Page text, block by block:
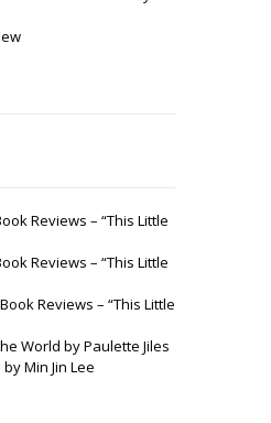
Reviews – “This Little
Reviews – “This Little
Reviews – “This Little
World by Paulette Jiles
Min Jin Lee